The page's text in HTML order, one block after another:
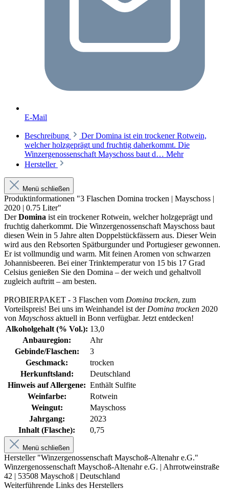
E-Mail
Beschreibung
Der Domina ist ein trockener Rotwein,
welcher holzgeprägt und fruchtig daherkommt. Die
Winzergenossenschaft Mayschoss baut d… Mehr
Hersteller
Menü schließen
Produktinformationen "3 Flaschen Domina trocken | Mayschoss |
2020 | 0.75 Liter"
DerDomina ist ein trockener Rotwein, welcher holzgeprägt und
fruchtig daherkommt. Die Winzergenossenschaft Mayschoss baut
diesen Wein in 5 Jahre alten Doppelstückfässern aus. Dieser Wein
wird aus den Rebsorten Spätburgunder und Portugieser gewonnen.
Er ist vollmundig und warm. Mit feinen Aromen von schwarzen
Johannisbeeren. Bei einer Trinktemperatur von 15 bis 17 Grad
Celsius genießen Sie den Domina – der weich und gehaltvoll
zugleich auftritt – am besten.
PROBIERPAKET - 3 Flaschen vom Domina trocken, zum
Vorteilspreis! Bei uns im Weinhandel ist der Domina trocken 2020
von Mayschoss aktuell in Bonn verfügbar. Jetzt entdecken!
Alkoholgehalt (% Vol.): 13,0
Anbauregion:
Ahr
Gebinde/Flaschen:
3
Geschmack:
trocken
Herkunftsland:
Deutschland
Hinweis auf Allergene: Enthält Sulfite
Weinfarbe:
Rotwein
Weingut:
Mayschoss
Jahrgang:
2023
Inhalt (Flasche):
0,75
Menü schließen
Hersteller "Winzergenossenschaft Mayschoß-Altenahr e.G."
Winzergenossenschaft Mayschoß-Altenahr e.G. | Ahrrotweinstraße
42 | 53508 Mayschoß | Deutschland
Weiterführende Links des Herstellers